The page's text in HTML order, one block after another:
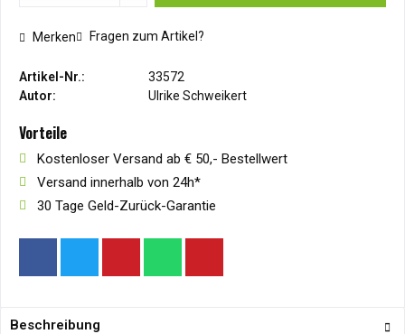
Merken Fragen zum Artikel?
Artikel-Nr.:
33572
Autor:
Ulrike Schweikert
Vorteile
Kostenloser Versand ab € 50,- Bestellwert
Versand innerhalb von 24h*
30 Tage Geld-Zurück-Garantie
Beschreibung